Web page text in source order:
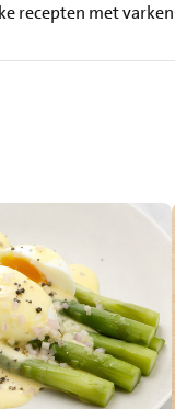
recepten met